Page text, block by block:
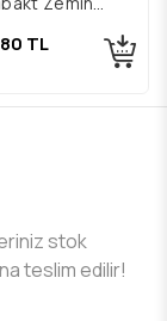
TL
stok
teslim edilir!